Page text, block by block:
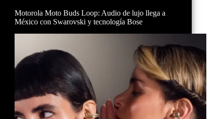
Motorola Moto Buds Loop: Audio de lujo llega a
México con Swarovski y tecnología Bose